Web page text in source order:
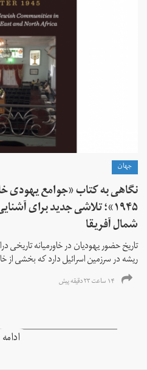
جهان
نگاهی به کتاب «جوامع یهودی
۱۹۴۵»؛ تلاشی جدید برای
شمال آفریقا
تاریخ حضور یهودیان در خاورمیانه تاریخی
ریشه در سرزمین اسرائیل دارد که بخشی از
۱۴ ساعت ۲۳ دقیقه پیش
ادامه